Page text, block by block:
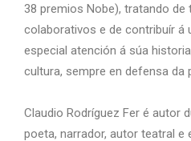
38 premios Nobe), tratando de
colaborativos e de contribuír á
especial atención á súa
cultura, sempre en defensa da
Claudio Rodríguez Fer é autor
poeta, narrador, autor teatral e